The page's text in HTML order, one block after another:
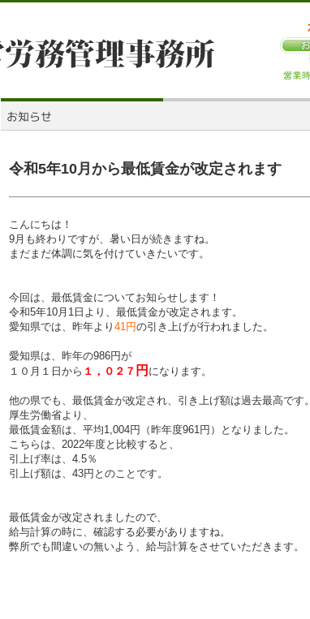
令和5年10月から最低賃金が改定されます
こんにちは！
9月も終わりですが、暑い日が続きますね。
まだまだ体調に気を付けていきたいです。
今回は、最低賃金についてお知らせします！
令和5年10月1日より、最低賃金が改定されます。
愛知県では、昨年より 41円の引き上げが行われました。
愛知県は、昨年の986円が
１０月１日から １，０２７ 円 になります。
他の県でも、最低賃金が改定され、引き上げ額は過去最高です。
厚生労働省より、
最低賃金額は、平均1,004円（昨年度961円）となりました。
こちらは、2022年度と比較すると、
引上げ率は、4.5％
引上げ額は、43円とのことです。
最低賃金が改定されましたので、
給与計算の時に、確認する必要がありますね。
弊所でも間違いの無いよう、給与計算をさせていただきます。